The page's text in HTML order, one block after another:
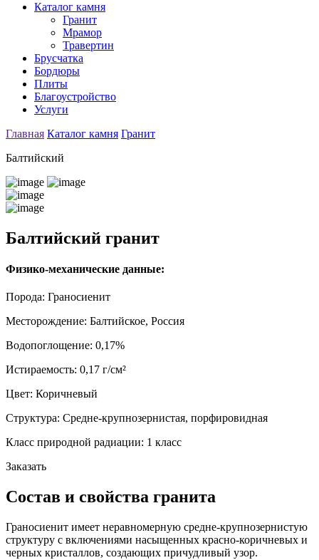
Каталог камня
Гранит
Мрамор
Травертин
Брусчатка
Бордюры
Плиты
Благоустройство
Услуги
Главная Каталог камня Гранит
Балтийский
Балтийский гранит
Физико-механические данные:
Порода: Граносиенит
Месторождение: Балтийское, Россия
Водопоглощение: 0,17%
Истираемость: 0,17 г/см²
Цвет: Коричневый
Структура: Средне-крупнозернистая, порфировидная
Класс природной радиации: 1 класс
Заказать
Состав и свойства гранита
Граносиенит имеет неравномерную средне-крупнозернистую
структуру с включениями насыщенных красно-коричневых и
черных кристаллов, создающих причудливый узор.